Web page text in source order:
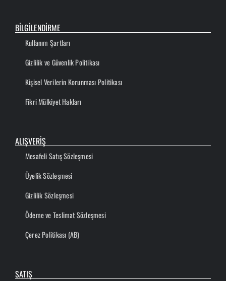
BİLGİLENDİRME
Kullanım Şartları
Gizlilik ve Güvenlik Politikası
Kişisel Verilerin Korunması Politikası
Fikri Mülkiyet Hakları
ALIŞVERİŞ
Mesafeli Satış Sözleşmesi
Üyelik Sözleşmesi
Gizlilik Sözleşmesi
Ödeme ve Teslimat Sözleşmesi
Çerez Politikası (AB)
SATIŞ